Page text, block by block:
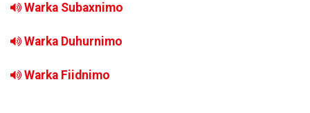
Warka Subaxnimo
Warka Duhurnimo
Warka Fiidnimo